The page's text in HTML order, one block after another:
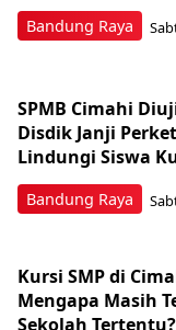
Bandung Raya
Bandung Raya
SPMB Cimahi
Disdik Janji
Lindungi Siswa
Kursi SMP di
Mengapa Masih
Sekolah Tertentu?